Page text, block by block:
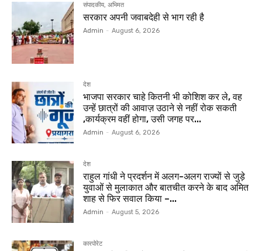
संपादकीय, अभिमत
सरकार अपनी जवाबदेही से भाग रही है
Admin - August 6, 2026
देश
भाजपा सरकार चाहे कितनी भी कोशिश कर ले, वह
उन्हें छात्रों की आवाज़ उठाने से नहीं रोक सकती
,कार्यक्रम वहीं होगा, उसी जगह पर...
Admin - August 6, 2026
देश
राहुल गांधी ने प्रदर्शन में अलग-अलग राज्यों से जुड़े
युवाओं से मुलाकात और बातचीत करने के बाद अमित
शाह से फिर सवाल किया –...
Admin - August 5, 2026
कारपोरेट